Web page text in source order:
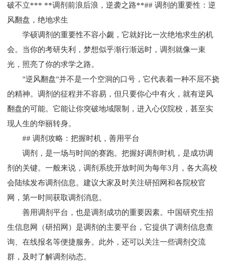
破不立*** **调剂前浪后浪，逆袭之路**## 调剂的重要性：逆
风翻盘，绝地求生
学硕调剂的重要性不容小觑，它就好比一次绝地求生的机
会。当你的考研失利，梦想似乎渐行渐远时，调剂就像一束
光，照亮了你的求学之路。
"逆风翻盘"并不是一个空洞的口号，它代表着一种不屈不挠
的精神。调剂的征程并不容易，但只要你心中有火，就有逆风
翻盘的可能。它能让你突破地域限制，进入心仪院校，甚至实
现人生的华丽转身。
## 调剂攻略：把握时机，善用平台
调剂，是一场与时间的赛跑。把握好调剂时机，是成功调
剂的关键。一般来说，调剂系统开放时间为每年3月，各大高校
会陆续发布调剂信息。建议大家及时关注研招网和各院校官
网，第一时间获取调剂消息。
善用调剂平台，也是调剂成功的重要因素。中国研究生招
生信息网（研招网）是调剂的主要平台，它提供了调剂信息查
询、在线报名等便捷服务。此外，还可以关注一些调剂交流
群，及时了解调剂动态。